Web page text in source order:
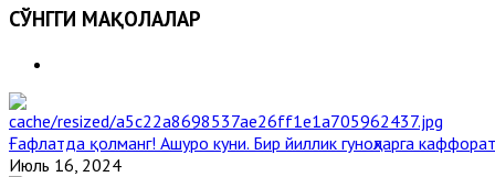
СЎНГГИ МАҚОЛАЛАР
Ғафлатда қолманг! Ашуро куни. Бир йиллик гуноҳларга
Июль 16, 2024